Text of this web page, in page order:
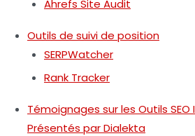
Ahrefs Site Audit
Outils de suivi de position
SERPWatcher
Rank Tracker
Témoignages sur les Outils
Présentés par Dialekta